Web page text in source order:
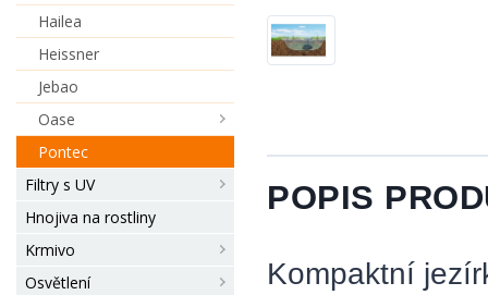
Hailea
Heissner
Jebao
Oase
Pontec
Filtry s UV
Hnojiva na rostliny
Krmivo
Osvětlení
POPIS
Kompaktní